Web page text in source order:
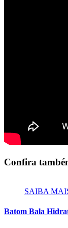
Confira
SAIBA
Batom Bala